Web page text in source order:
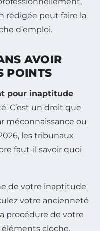
rédigée peut faire la
d’emploi.
AVOIR
POINTS
pour inaptitude
C’est un droit que
méconnaissance ou
les tribunaux
faut-il savoir quoi
de votre inaptitude
votre ancienneté
procédure de votre
éléments cloche,